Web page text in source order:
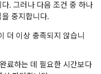
. 그러나 다음 조건 중 하나
중지합니다.
더 이상 충족되지 않습니
료하는 데 필요한 시간보다